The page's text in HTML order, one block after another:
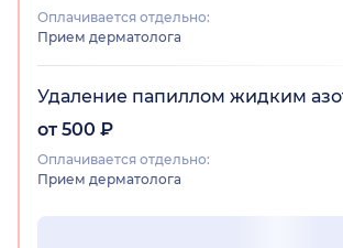
Оплачивается отдельно:
Прием дерматолога
Удаление папиллом жидким
от 500 ₽
Оплачивается отдельно:
Прием дерматолога